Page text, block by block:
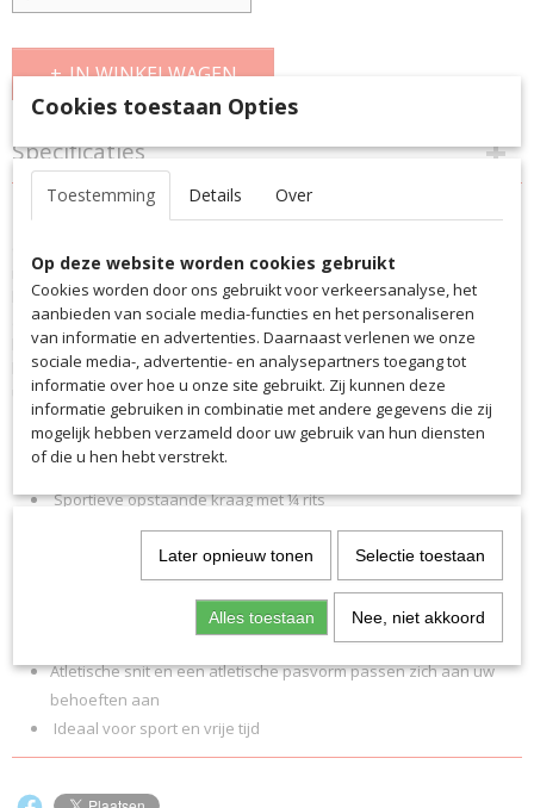
IN WINKELWAGEN
Specificaties
Productcode
6130VKA
6130VKA
Productcode leverancier
6130VKA
Omschrijving
materialen en maximaal comfort. Het S.Dry-Tech materiaal is bijzonder
licht, zweetafvoerend en ademend met langdurig comfort. De
atletische pasvorm geeft je de nodige speelruimte voor snelle
bewegingen tijdens de training. Met de ¼ rits in de opstaande kraag
kan ook de ventilatie worden aangepast en wordt het aan- en
uittrekken gemakkelijker.
Sportieve opstaande kraag met ¼ rits
Verlengde manchetten zorgen voor de perfecte pasvorm
Dynamisch grafisch ontwerp op schouders en armen
Hoogwaardig jacquardinzetstuk in schouder- en armgebied
Verstelbare tailleband met trekkoord voor een
gepersonaliseerde pasvorm
Atletische snit en een atletische pasvorm passen zich aan uw
behoeften aan
Ideaal voor sport en vrije tijd
Cookies toestaan Opties
Toestemming Details Over
Op deze website worden cookies gebruikt
Cookies worden door ons gebruikt voor verkeersanalyse, het
aanbieden van sociale media-functies en het personaliseren
van informatie en advertenties. Daarnaast verlenen we onze
sociale media-, advertentie- en analysepartners toegang tot
informatie over hoe u onze site gebruikt. Zij kunnen deze
informatie gebruiken in combinatie met andere gegevens die zij
mogelijk hebben verzameld door uw gebruik van hun diensten
of die u hen hebt verstrekt.
Later opnieuw tonen Selectie toestaan
Alles toestaan Nee, niet akkoord